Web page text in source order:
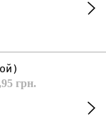
грн.